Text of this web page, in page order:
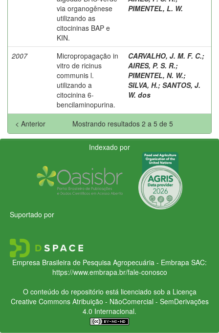
via organogênese
utilizando as
citocininas BAP e
KIN.
PIMENTEL, L. W.
2007
Micropropagação in
vitro de ricinus
communis l.
utilizando a
citocinina 6-
bencilaminopurina.
CARVALHO, J. M. F. C.;
AIRES, P. S. R.;
PIMENTEL, N. W.;
SILVA, H.; SANTOS, J.
W. dos
Mostrando resultados 2 a 5 de 5
< Anterior
Indexado por
Suportado por
Empresa Brasileira de Pesquisa Agropecuária - Embrapa SAC:
https://www.embrapa.br/fale-conosco
O conteúdo do repositório está licenciado sob a Licença
Creative CommonsAtribuição - NãoComercial - SemDerivações
4.0 Internacional.